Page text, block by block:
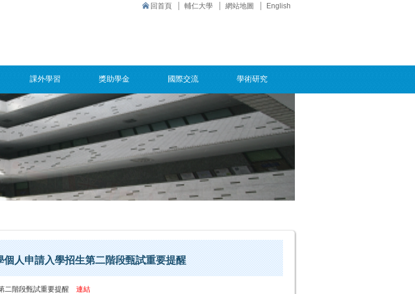
回首頁 輔仁大學 網站地圖 English
課外學習 獎助學金 國際交流 學術研究
人申請入學招生第二階段甄試重要提醒
二階段甄試重要提醒 連結